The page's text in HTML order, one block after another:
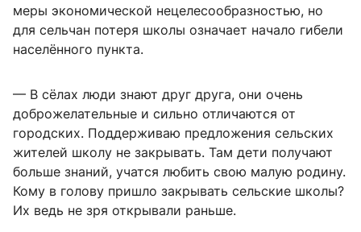
меры экономической нецелесообразностью, но
для сельчан потеря школы означает начало гибели
населённого пункта.
— В сёлах люди знают друг друга, они очень
доброжелательные и сильно отличаются от
городских. Поддерживаю предложения сельских
жителей школу не закрывать. Там дети получают
больше знаний, учатся любить свою малую родину.
Кому в голову пришло закрывать сельские школы?
Их ведь не зря открывали раньше.